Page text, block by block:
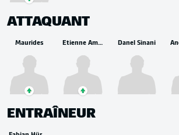
ATTAQUANT
Maurides Etienne Amenyido Danel Sinani
ENTRAÎNEUR